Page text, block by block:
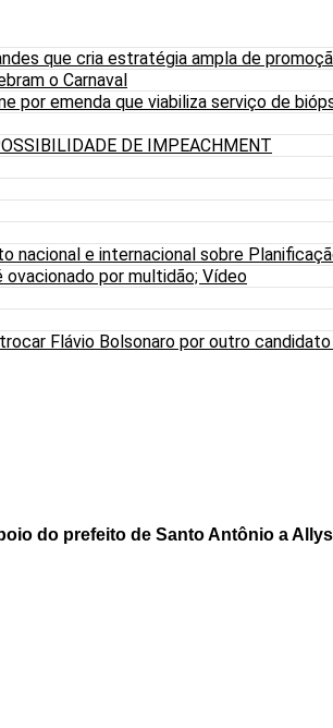
que cria estratégia ampla de
o Carnaval
por emenda que viabiliza serviço de
DE IMPEACHMENT
nacional e internacional sobre
por multidão; Vídeo
Flávio Bolsonaro por outro
do prefeito de Santo Antônio a